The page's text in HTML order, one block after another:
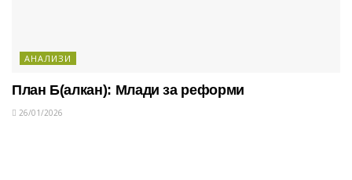
АНАЛИЗИ
План Б(алкан): Млади за реформи
26/01/2026